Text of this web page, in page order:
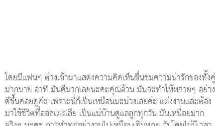
โดยมีแฟนๆ ต่างเข้ามาแสดงความคิดเห็นชื่นชมความน่ารักของทั้งคู่
มากมาย อาทิ มันดีมากเลยนะคะคุณอ้วน มันจะทำให้หลายๆ อย่าง
ดีขึ้นคอยดูค่ะ เพราะนี่ก็เป็นเหมือนมะม่วงเลยค่ะ แต่งงานและต้อง
มาใช้ชีวิตที่ออสเตรเลีย เป็นแม่บ้านดูแลลูกทุกวัน มันเหนื่อยมาก